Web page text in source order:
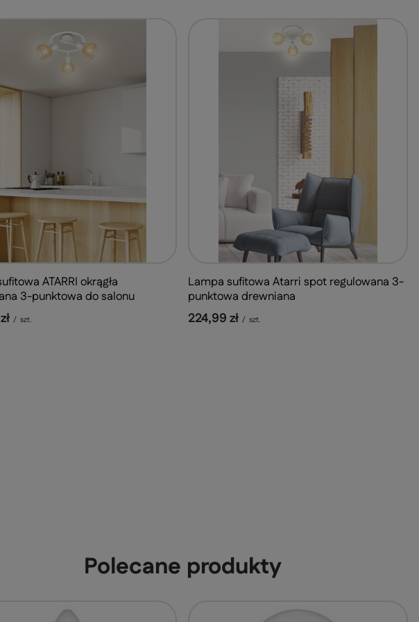
ATARRI okrągła
3-punktowa do salonu
/ szt.
Lampa sufitowa Atarri spot regulowana 3-
punktowa drewniana
224,99 zł / szt.
Polecane produkty